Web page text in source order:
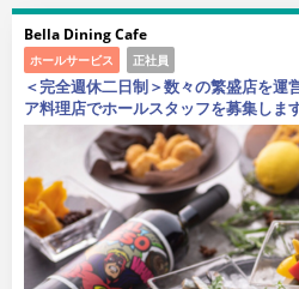
Bella Dining Cafe
ホールサービス 正社員
＜完全週休二日制＞数々の繁盛店を
ア料理店でホールスタッフを募集しま